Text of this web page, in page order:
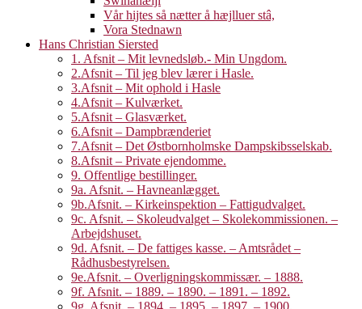
Vår hijtes så nætter å hæjlluer stâ,
Vora Stednawn
Hans Christian Siersted
1. Afsnit – Mit levnedsløb.- Min Ungdom.
2.Afsnit – Til jeg blev lærer i Hasle.
3.Afsnit – Mit ophold i Hasle
4.Afsnit – Kulværket.
5.Afsnit – Glasværket.
6.Afsnit – Dampbrænderiet
7.Afsnit – Det Østbornholmske Dampskibsselskab.
8.Afsnit – Private ejendomme.
9. Offentlige bestillinger.
9a. Afsnit. – Havneanlægget.
9b.Afsnit. – Kirkeinspektion – Fattigudvalget.
9c. Afsnit. – Skoleudvalget – Skolekommissionen. –
Arbejdshuset.
9d. Afsnit. – De fattiges kasse. – Amtsrådet –
Rådhusbestyrelsen.
9e.Afsnit. – Overligningskommissær. – 1888.
9f. Afsnit. – 1889. – 1890. – 1891. – 1892.